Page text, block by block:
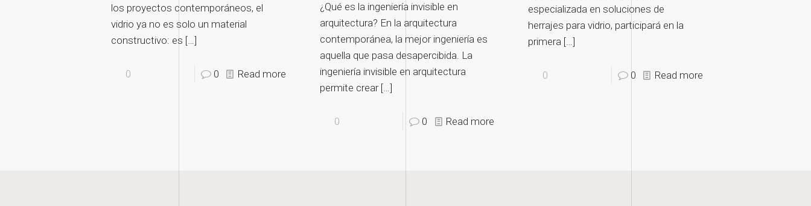
los proyectos contemporáneos, el
vidrio ya no es solo un material
constructivo: es […]
0 0 Read more
¿Qué es la ingeniería invisible en
arquitectura? En la arquitectura
contemporánea, la mejor ingeniería es
aquella que pasa desapercibida. La
ingeniería invisible en arquitectura
permite crear[…]
0 0 Read more
especializada en soluciones de
herrajes para vidrio, participará en la
primera[…]
0 0 Read more